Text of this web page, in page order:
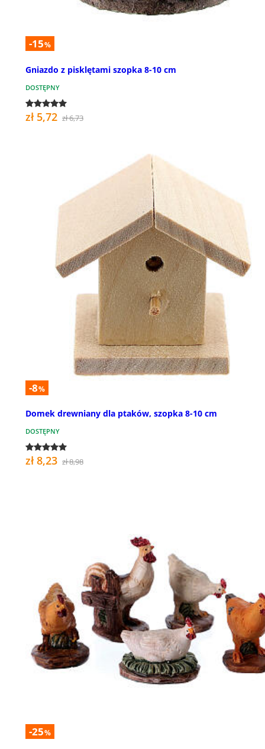
-15%
Gniazdo z pisklętami szopka 8-10 cm
DOSTĘPNY
zł 5,72 zł 6,73
-8%
Domek drewniany dla ptaków, szopka 8-10 cm
DOSTĘPNY
zł 8,23 zł 8,98
-25%